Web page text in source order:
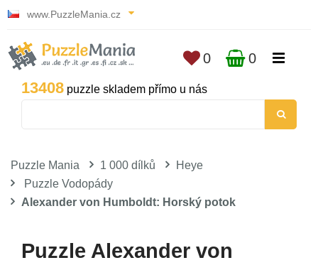
www.PuzzleMania.cz
13408 puzzle skladem přímo u nás
0 0
Puzzle Mania 1 000 dílků
Heye
Puzzle Vodopády
Alexander von Humboldt: Horský potok
Puzzle Alexander von